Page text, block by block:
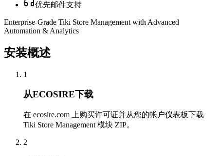
优先邮件支持
Enterprise-Grade Tiki Store Management with Advanced
Automation & Analytics
安装概述
1
从ECOSIRE下载
在 ecosire.com 上购买许可证并从您的帐户仪表板下载
Tiki Store Management 模块 ZIP。
2